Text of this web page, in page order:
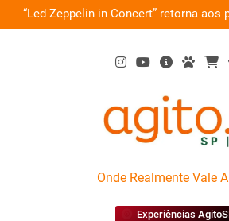
Skip
to
“Led Zeppelin in Concert” retorna aos
AgitoSP
Onde Realmente Vale
Experiências